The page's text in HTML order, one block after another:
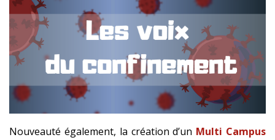
Nouveauté également, la création d’un Multi Campus